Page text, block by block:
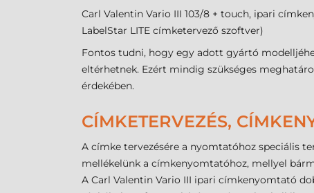
Carl Valentin Vario III 103/8 + touch, ipari
LabelStar LITE címketervező szoftver)
Fontos tudni, hogy egy adott gyártó
eltérhetnek. Ezért mindig szükséges
érdekében.
CÍMKETERVEZÉS,
A címke tervezésére a nyomtatóhoz speciális
mellékelünk a címkenyomtatóhoz, mellyel
A Carl Valentin Vario III ipari címkenyomtató